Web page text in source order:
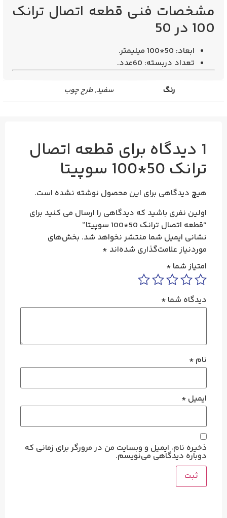
مشخصات فنی قطعه اتصال ترانک
100 در 50
ابعاد: 50*100 میلیمتر.
تعداد دربسته: 60عدد.
رنگ سفید, طرح چوب
1 دیدگاه برای قطعه اتصال
ترانک 50*100 سوپیتا
هیچ دیدگاهی برای این محصول نوشته نشده است.
اولین نفری باشید که دیدگاهی را ارسال می کنید برای
“قطعه اتصال ترانک 50*100 سوپیتا”
نشانی ایمیل شما منتشر نخواهد شد. بخش‌های
موردنیاز علامت‌گذاری شده‌اند *
امتیاز شما *
دیدگاه شما *
نام *
ایمیل *
ذخیره نام، ایمیل و وبسایت من در مرورگر برای زمانی که
دوباره دیدگاهی می‌نویسم.